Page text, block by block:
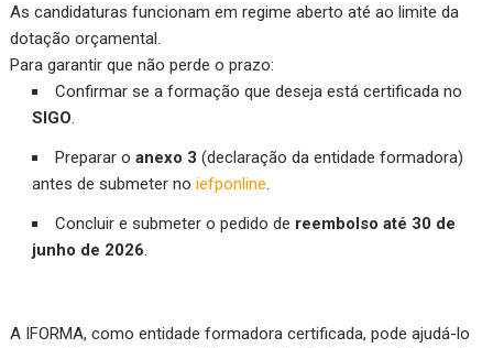
As candidaturas funcionam em regime aberto até ao limite da
dotação orçamental.
Para garantir que não perde o prazo:
Confirmar se a formação que deseja está certificada no
SIGO.
Preparar oanexo 3 (declaração da entidade formadora)
antes de submeter noiefponline.
Concluir e submeter o pedido de reembolso até 30 de
junho de 2026.
A IFORMA, como entidade formadora certificada, pode ajudá-lo